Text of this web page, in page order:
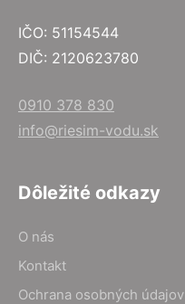
IČO: 51154544
DIČ: 2120623780
0910 378 830
info@riesim-vodu.sk
Dôležité odkazy
O nás
Kontakt
Ochrana osobných údajov